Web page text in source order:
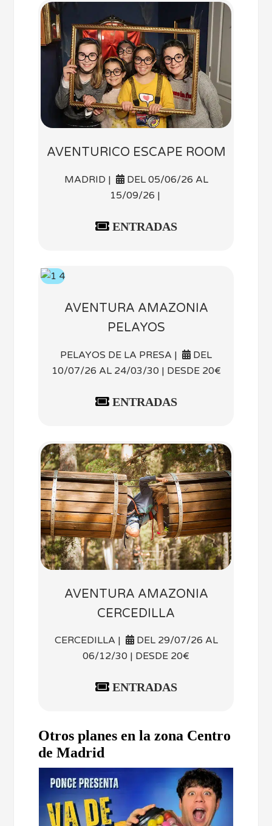
AVENTURICO ESCAPE ROOM
MADRID |
DEL 05/06/26 AL
15/09/26 |
ENTRADAS
AVENTURA AMAZONIA
PELAYOS
PELAYOS DE LA PRESA |
DEL
10/07/26 AL 24/03/30 | DESDE 20€
ENTRADAS
AVENTURA AMAZONIA
CERCEDILLA
CERCEDILLA |
DEL 29/07/26 AL
06/12/30 | DESDE 20€
ENTRADAS
Otros planes en la zona Centro
de Madrid